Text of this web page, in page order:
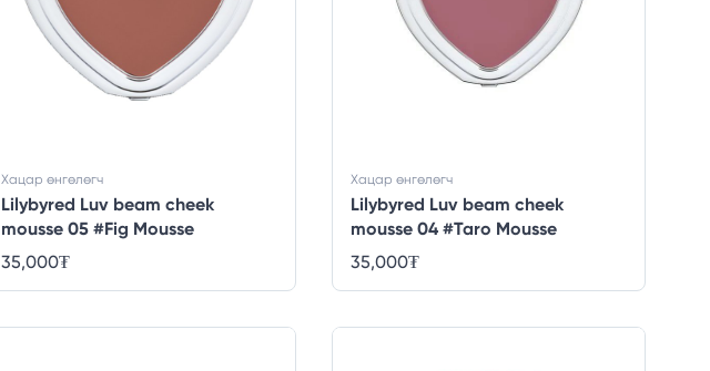
Lilybyred Luv beam cheek
mousse 05 #Fig Mousse
Хацар өнгөлөгч
35,000₮
Lilybyred Luv beam cheek
mousse 04 #Taro Mousse
Хацар өнгөлөгч
35,000₮